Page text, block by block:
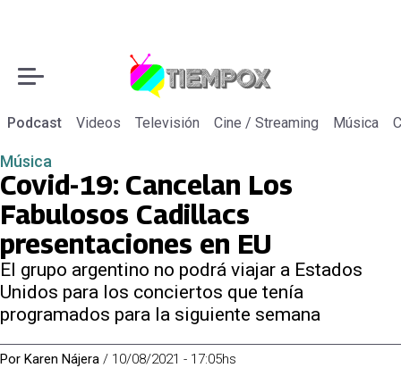
Podcast Videos Televisión Cine / Streaming Música
Música
Covid-19: Cancelan Los
Fabulosos Cadillacs
presentaciones en EU
El grupo argentino no podrá viajar a Estados
Unidos para los conciertos que tenía
programados para la siguiente semana
Por Karen Nájera / 10/08/2021 - 17:05hs